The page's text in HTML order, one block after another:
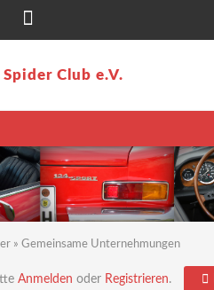
Club e.V.
» Gemeinsame Unternehmungen
Anmelden oder Registrieren.